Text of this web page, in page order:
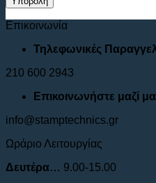
Επικοινωνία
Τηλεφωνικές
210 600 2943
Επικοινωνήστε μαζί
info@stamptechnics.gr
Ωράριο Λειτουργίας
Δευτέρα… 9.00-15.00